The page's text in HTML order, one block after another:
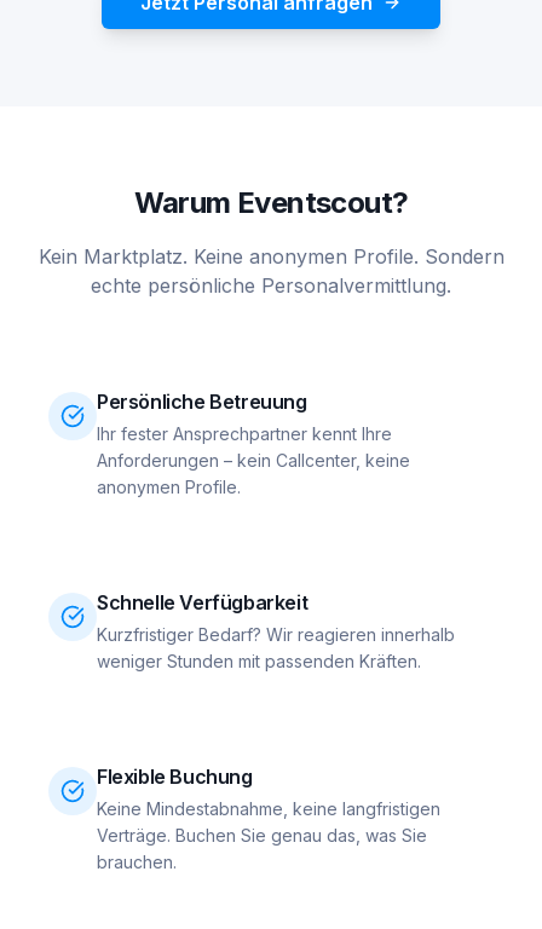
Warum Eventscout?
Kein Marktplatz. Keine anonymen Profile. Sondern
echte persönliche Personalvermittlung.
Persönliche Betreuung
Ihr fester Ansprechpartner kennt Ihre
Anforderungen – kein Callcenter, keine
anonymen Profile.
Schnelle Verfügbarkeit
Kurzfristiger Bedarf? Wir reagieren innerhalb
weniger Stunden mit passenden Kräften.
Flexible Buchung
Keine Mindestabnahme, keine langfristigen
Verträge. Buchen Sie genau das, was Sie
brauchen.